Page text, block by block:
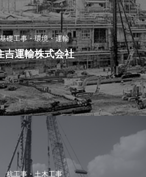
基礎工事・環境・運輸
吉運輸株式会社
杭工事・土木工事